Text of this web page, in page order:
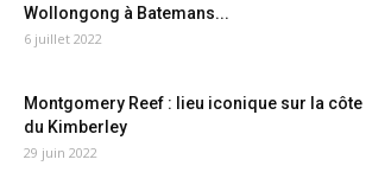
Wollongong à Batemans...
6 juillet 2022
Montgomery Reef : lieu iconique sur la côte
du Kimberley
29 juin 2022